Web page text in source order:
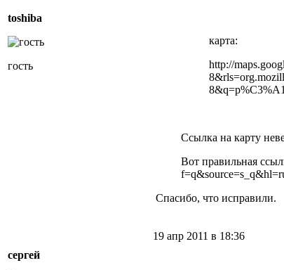
toshiba
гость
карта:
http://
Ссылка на карту
Вот правильная
Спасибо, что исправили.
сергей
19 апр 2011 в 18:36